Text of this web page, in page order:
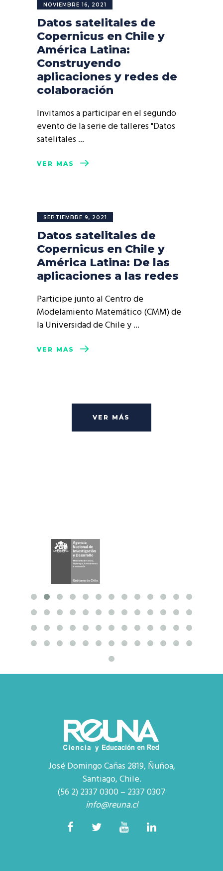
NOVIEMBRE 16, 2021
Datos satelitales de
Copernicus en Chile y
América Latina:
Construyendo
aplicaciones y redes de
colaboración
Invitamos a participar en el segundo
evento de la serie de talleres "Datos
satelitales
VER MÁS
SEPTIEMBRE 9, 2021
Datos satelitales de
Copernicus en Chile y
América Latina: De las
aplicaciones a las redes
Participe junto al Centro de
Modelamiento Matemático (CMM) de
la Universidad de Chile y
VER MÁS
VER MÁS
José Domingo Cañas 2819, Ñuñoa,
Santiago, Chile.
(56 2) 2337 0300 – 2337 0307
info@reuna.cl